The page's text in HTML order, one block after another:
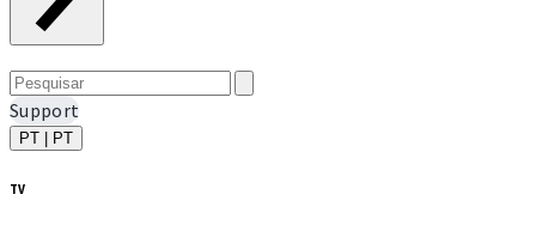
Support
PT | PT
TV